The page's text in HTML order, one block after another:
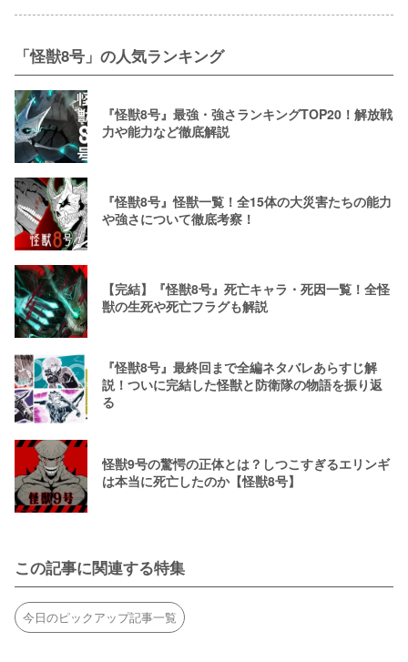
「怪獣8号」の人気ランキング
『怪獣8号』最強・強さランキングTOP20！解放戦
力や能力など徹底解説
『怪獣8号』怪獣一覧！全15体の大災害たちの能力
や強さについて徹底考察！
【完結】『怪獣8号』死亡キャラ・死因一覧！全怪
獣の生死や死亡フラグも解説
『怪獣8号』最終回まで全編ネタバレあらすじ解
説！ついに完結した怪獣と防衛隊の物語を振り返
る
怪獣9号の驚愕の正体とは？しつこすぎるエリンギ
は本当に死亡したのか【怪獣8号】
この記事に関連する特集
今日のピックアップ記事一覧